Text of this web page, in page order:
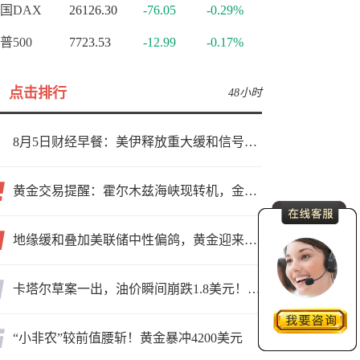
DAX 26126.30 -76.05 -0.29%
500 7723.53 -12.99 -0.17%
点击排行 48小时
8月5日财经早餐：美伊释放重大缓和信号，现货黄金高位持稳，美油重挫超6%
黄金交易提醒：霍尔木兹海峡现转机，金价小幅反弹，能否借就业数据再上新台阶？
地缘缓和叠加美联储中性偏鸽，黄金迎来上行窗口
卡塔尔草案一出，油价瞬间崩跌1.8美元！海峡真要通了？
“小非农”较前值腰斩！黄金暴冲4200美元